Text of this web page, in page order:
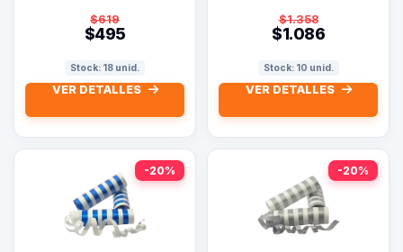
$619
$495
Stock: 18 unid.
VER DETALLES
$1.358
$1.086
Stock: 10 unid.
VER DETALLES
-20% -20%